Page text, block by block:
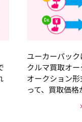
ユーカーパッ
クルマ買取オー
オークション
って、買取価格